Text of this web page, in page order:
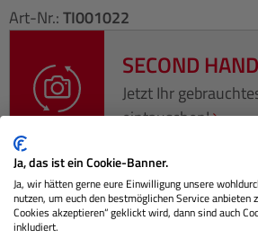
Art-Nr.:TI001022
SECOND HAND
Jetzt Ihr
eintauschen!
Beschreibung
Ja, das ist ein Cookie-Banner.
Ja, wir hätten gerne eure Einwilligung unsere
nutzen, um euch den bestmöglichen Service anbieten
Cookies akzeptieren“ geklickt wird, dann sind auch
inkludiert.